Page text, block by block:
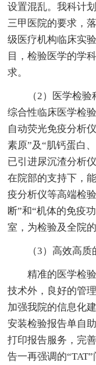
设置混乱。我科计
三甲医院的要求，
级医疗机构临床实
目，检验医学的学
求。
（2）医学检验
综合性临床医学检
自动荧光免疫分析
素原”及“肌钙蛋白
已引进尿沉渣分析
在院部的支持下，
疫分析仪等高端检
断”和“机体的免疫
室，为检验及全院
（3）高效高质
精准的医学检验
技术外，良好的管
加强我院的信息化
安装检验报告单自
打印报告服务，完
告一再强调的